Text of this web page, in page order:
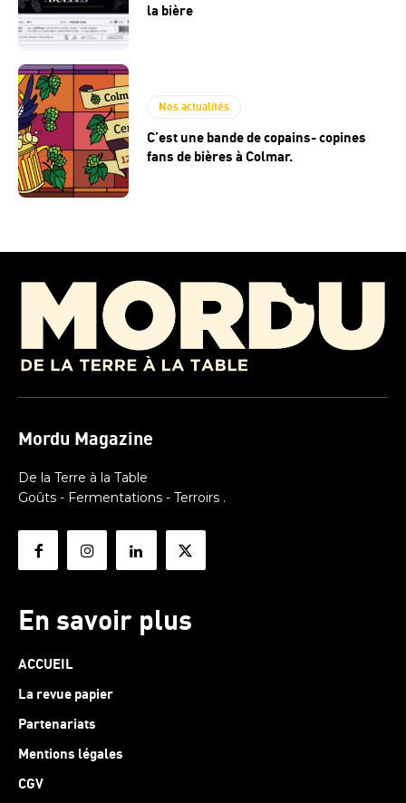
la bière
Nos actualités
C’est une bande de copains- copines
fans de bières à Colmar.
Mordu Magazine
De la Terre à la Table
Goûts - Fermentations - Terroirs .
En savoir plus
ACCUEIL
La revue papier
Partenariats
Mentions légales
CGV